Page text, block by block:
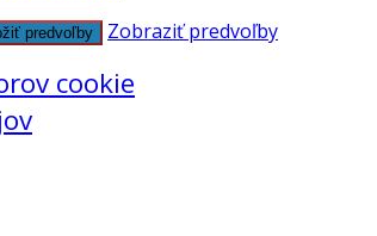
predvoľby Zobraziť predvoľby
cookie